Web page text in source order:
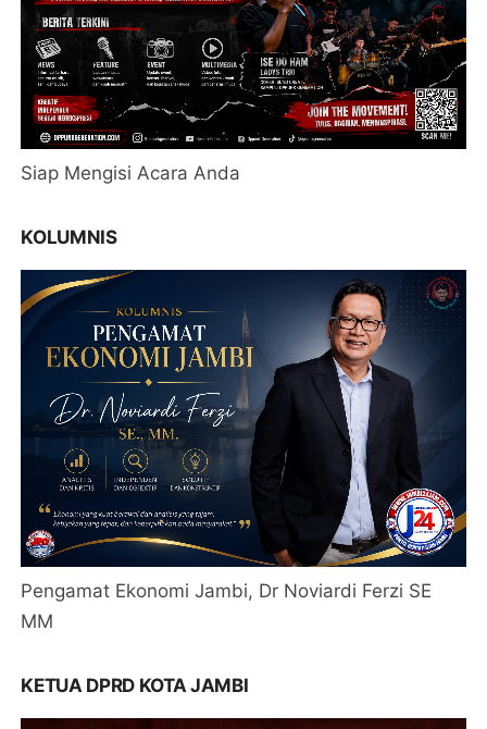
Siap Mengisi Acara Anda
KOLUMNIS
Pengamat Ekonomi Jambi, Dr Noviardi Ferzi SE
MM
KETUA DPRD KOTA JAMBI